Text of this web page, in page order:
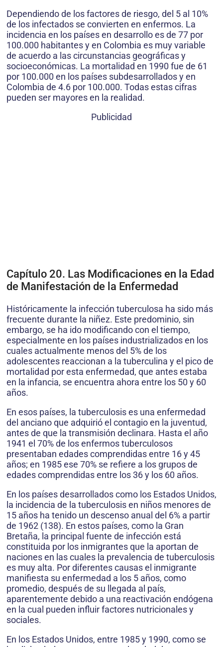
Dependiendo de los factores de riesgo, del 5 al 10%
de los infectados se convierten en enfermos. La
incidencia en los países en desarrollo es de 77 por
100.000 habitantes y en Colombia es muy variable
de acuerdo a las circunstancias geográficas y
socioeconómicas. La mortalidad en 1990 fue de 61
por 100.000 en los países subdesarrollados y en
Colombia de 4.6 por 100.000. Todas estas cifras
pueden ser mayores en la realidad.
Publicidad
Capítulo 20. Las Modificaciones en la Edad
de Manifestación de la Enfermedad
Históricamente la infección tuberculosa ha sido más
frecuente durante la niñez. Este predominio, sin
embargo, se ha ido modificando con el tiempo,
especialmente en los países industrializados en los
cuales actualmente menos del 5% de los
adolescentes reaccionan a la tuberculina y el pico de
mortalidad por esta enfermedad, que antes estaba
en la infancia, se encuentra ahora entre los 50 y 60
años.
En esos países, la tuberculosis es una enfermedad
del anciano que adquirió el contagio en la juventud,
antes de que la transmisión declinara. Hasta el año
1941 el 70% de los enfermos tuberculosos
presentaban edades comprendidas entre 16 y 45
años; en 1985 ese 70% se refiere a los grupos de
edades comprendidas entre los 36 y los 60 años.
En los países desarrollados como los Estados Unidos,
la incidencia de la tuberculosis en niños menores de
15 años ha tenido un descenso anual del 6% a partir
de 1962 (138). En estos países, como la Gran
Bretaña, la principal fuente de infección está
constituida por los inmigrantes que la aportan de
naciones en las cuales la prevalencia de tuberculosis
es muy alta. Por diferentes causas el inmigrante
manifiesta su enfermedad a los 5 años, como
promedio, después de su llegada al país,
aparentemente debido a una reactivación endógena
en la cual pueden influir factores nutricionales y
sociales.
En los Estados Unidos, entre 1985 y 1990, como se